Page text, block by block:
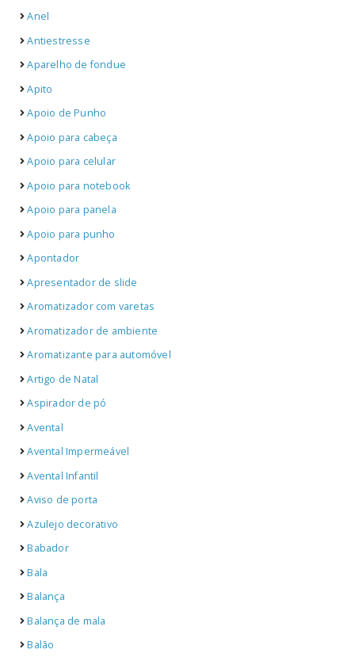
Anel
Antiestresse
Aparelho de fondue
Apito
Apoio de Punho
Apoio para cabeça
Apoio para celular
Apoio para notebook
Apoio para panela
Apoio para punho
Apontador
Apresentador de slide
Aromatizador com varetas
Aromatizador de ambiente
Aromatizante para automóvel
Artigo de Natal
Aspirador de pó
Avental
Avental Impermeável
Avental Infantil
Aviso de porta
Azulejo decorativo
Babador
Bala
Balança
Balança de mala
Balão